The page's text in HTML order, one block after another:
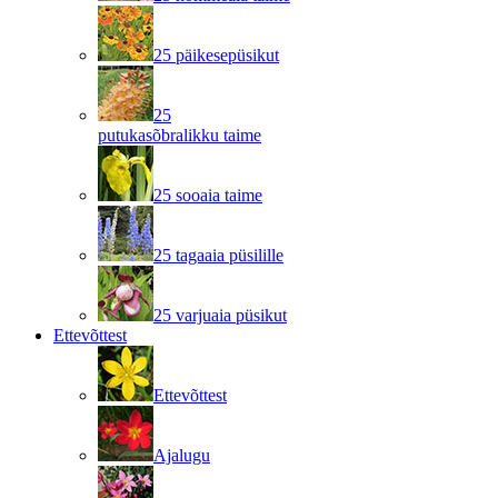
25 päikesepüsikut
25
putukasõbralikku taime
25 sooaia taime
25 tagaaia püsilille
25 varjuaia püsikut
Ettevõttest
Ettevõttest
Ajalugu